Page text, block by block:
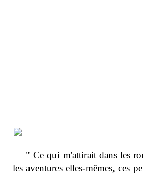
" Ce qui m'attirait dans les
les aventures elles-mêmes, ces